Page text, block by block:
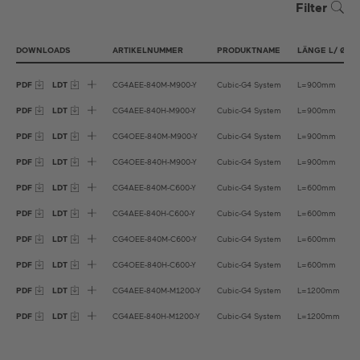
Satin Copper
Satin Bronze
Filter
DOWNLOADS ARTIKELNUMMER PRODUKTNAME LÄNGE L/ Ø D
PDF LDT CG4AEE-840M-M900-Y Cubic-G4 System L=900mm
PDF LDT CG4AEE-840H-M900-Y Cubic-G4 System L=900mm
PDF LDT CG4OEE-840M-M900-Y Cubic-G4 System L=900mm
PDF LDT CG4OEE-840H-M900-Y Cubic-G4 System L=900mm
PDF LDT CG4AEE-840M-C600-Y Cubic-G4 System L=600mm
PDF LDT CG4AEE-840H-C600-Y Cubic-G4 System L=600mm
PDF LDT CG4OEE-840M-C600-Y Cubic-G4 System L=600mm
PDF LDT CG4OEE-840H-C600-Y Cubic-G4 System L=600mm
PDF LDT CG4AEE-840M-M1200-Y Cubic-G4 System L=1200mm
PDF LDT CG4AEE-840H-M1200-Y Cubic-G4 System L=1200mm